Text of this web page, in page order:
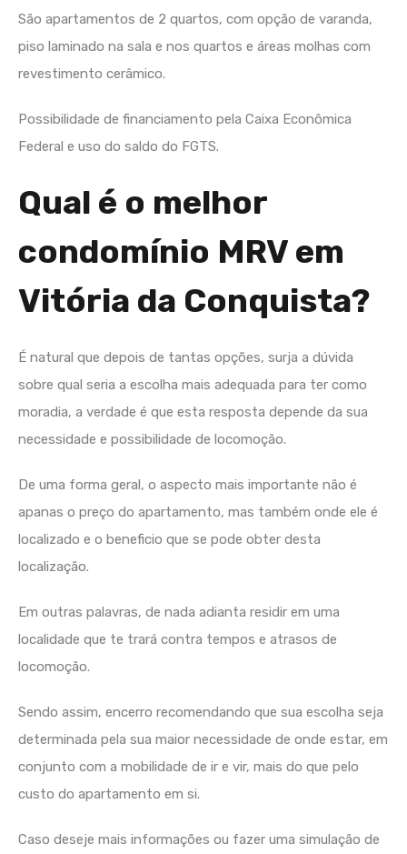
São apartamentos de 2 quartos, com opção de varanda,
piso laminado na sala e nos quartos e áreas molhas com
revestimento cerâmico.
Possibilidade de financiamento pela Caixa Econômica
Federal e uso do saldo do FGTS.
Qual é o melhor
condomínio MRV em
Vitória da Conquista?
É natural que depois de tantas opções, surja a dúvida
sobre qual seria a escolha mais adequada para ter como
moradia, a verdade é que esta resposta depende da sua
necessidade e possibilidade de locomoção.
De uma forma geral, o aspecto mais importante não é
apanas o preço do apartamento, mas também onde ele é
localizado e o beneficio que se pode obter desta
localização.
Em outras palavras, de nada adianta residir em uma
localidade que te trará contra tempos e atrasos de
locomoção.
Sendo assim, encerro recomendando que sua escolha seja
determinada pela sua maior necessidade de onde estar, em
conjunto com a mobilidade de ir e vir, mais do que pelo
custo do apartamento em si.
Caso deseje mais informações ou fazer uma simulação de